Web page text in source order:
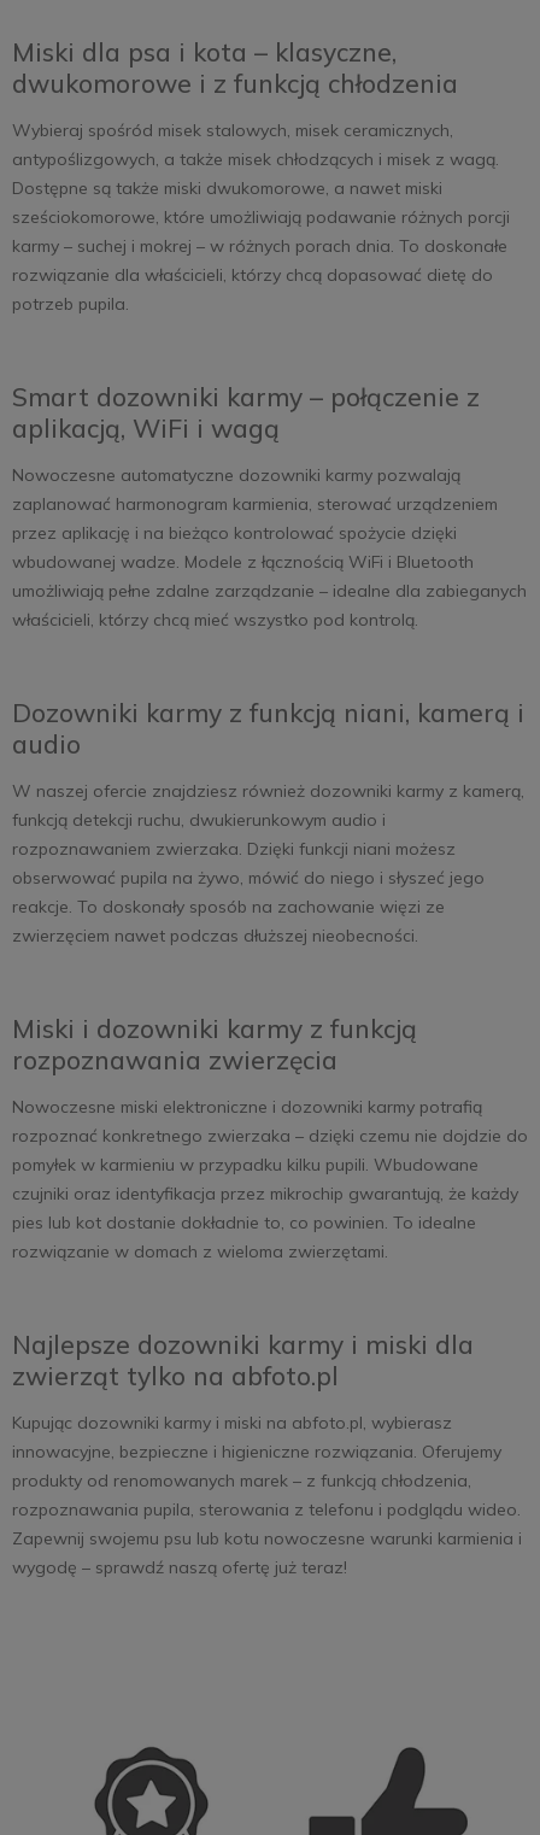
Miski dla psa i kota – klasyczne,
dwukomorowe i z funkcją chłodzenia
Wybieraj spośród misek stalowych, misek ceramicznych,
antypoślizgowych, a także misek chłodzących i misek z wagą.
Dostępne są także miski dwukomorowe, a nawet miski
sześciokomorowe, które umożliwiają podawanie różnych porcji
karmy – suchej i mokrej – w różnych porach dnia. To doskonałe
rozwiązanie dla właścicieli, którzy chcą dopasować dietę do
potrzeb pupila.
Smart dozowniki karmy – połączenie z
aplikacją, WiFi i wagą
Nowoczesne automatyczne dozowniki karmy pozwalają
zaplanować harmonogram karmienia, sterować urządzeniem
przez aplikację i na bieżąco kontrolować spożycie dzięki
wbudowanej wadze. Modele z łącznością WiFi i Bluetooth
umożliwiają pełne zdalne zarządzanie – idealne dla zabieganych
właścicieli, którzy chcą mieć wszystko pod kontrolą.
Dozowniki karmy z funkcją niani, kamerą i
audio
W naszej ofercie znajdziesz również dozowniki karmy z kamerą,
funkcją detekcji ruchu, dwukierunkowym audio i
rozpoznawaniem zwierzaka. Dzięki funkcji niani możesz
obserwować pupila na żywo, mówić do niego i słyszeć jego
reakcje. To doskonały sposób na zachowanie więzi ze
zwierzęciem nawet podczas dłuższej nieobecności.
Miski i dozowniki karmy z funkcją
rozpoznawania zwierzęcia
Nowoczesne miski elektroniczne i dozowniki karmy potrafią
rozpoznać konkretnego zwierzaka – dzięki czemu nie dojdzie do
pomyłek w karmieniu w przypadku kilku pupili. Wbudowane
czujniki oraz identyfikacja przez mikrochip gwarantują, że każdy
pies lub kot dostanie dokładnie to, co powinien. To idealne
rozwiązanie w domach z wieloma zwierzętami.
Najlepsze dozowniki karmy i miski dla
zwierząt tylko na abfoto.pl
Kupując dozowniki karmy i miski na abfoto.pl, wybierasz
innowacyjne, bezpieczne i higieniczne rozwiązania. Oferujemy
produkty od renomowanych marek – z funkcją chłodzenia,
rozpoznawania pupila, sterowania z telefonu i podglądu wideo.
Zapewnij swojemu psu lub kotu nowoczesne warunki karmienia i
wygodę – sprawdź naszą ofertę już teraz!